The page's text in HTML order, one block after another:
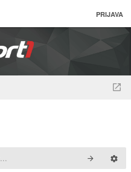
PRIJAVA